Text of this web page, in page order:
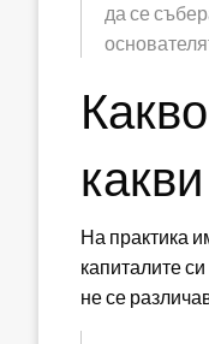
да се
На практика
капиталите
не се